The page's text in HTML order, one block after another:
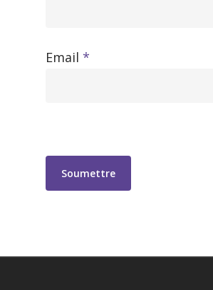
Email *